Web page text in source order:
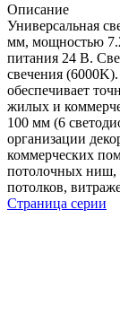
Описание
Универсальная
мм, мощностью
питания 24 В.
свечения
обеспечивает
жилых и
100 мм (6
организации
коммерческих
потолочных ниш,
потолков,
Страница серии